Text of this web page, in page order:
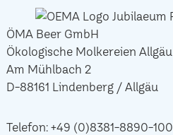
ÖMA Beer GmbH
Ökologische Molkereien Allgäu
Am Mühlbach 2
D-88161 Lindenberg / Allgäu
Telefon: +49 (0)8381-8890-100